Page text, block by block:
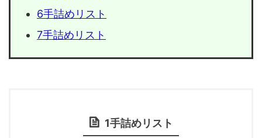
6手詰めリスト
7手詰めリスト
1手詰めリスト